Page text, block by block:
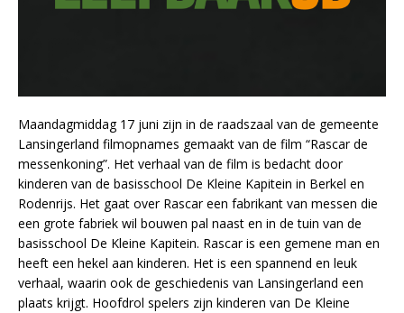
Maandagmiddag 17 juni zijn in de raadszaal van de gemeente
Lansingerland filmopnames gemaakt van de film “Rascar de
messenkoning”. Het verhaal van de film is bedacht door
kinderen van de basisschool De Kleine Kapitein in Berkel en
Rodenrijs. Het gaat over Rascar een fabrikant van messen die
een grote fabriek wil bouwen pal naast en in de tuin van de
basisschool De Kleine Kapitein. Rascar is een gemene man en
heeft een hekel aan kinderen. Het is een spannend en leuk
verhaal, waarin ook de geschiedenis van Lansingerland een
plaats krijgt. Hoofdrol spelers zijn kinderen van De Kleine